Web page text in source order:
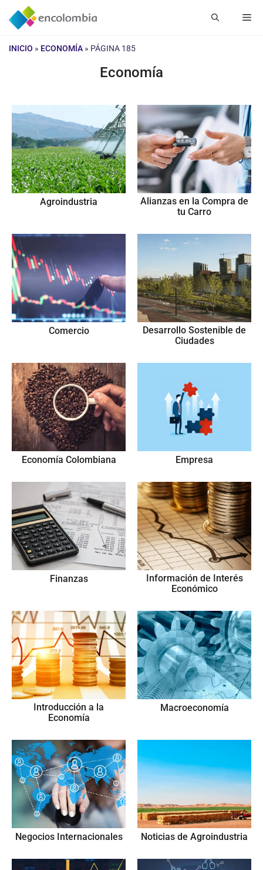
Saltar
INICIO » ECONOMÍA » PÁGINA 185
Economía
Agroindustria
Alianzas en la Compra de
tu Carro
Comercio
Desarrollo Sostenible de
Ciudades
Economía Colombiana Empresa
Finanzas
Información de Interés
Económico
Introducción a la
Economía
Macroeconomía
Negocios Internacionales Noticias de Agroindustria